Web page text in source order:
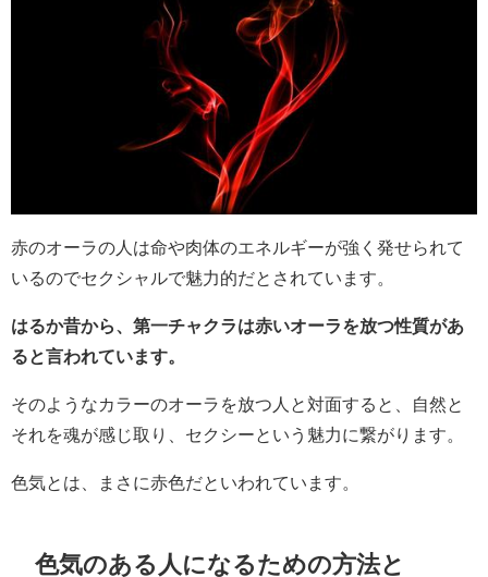
赤のオーラの人は命や肉体のエネルギーが強く発せられて
いるのでセクシャルで魅力的だとされています。
はるか昔から、第一チャクラは赤いオーラを放つ性質があ
ると言われています。
そのようなカラーのオーラを放つ人と対面すると、自然と
それを魂が感じ取り、セクシーという魅力に繋がります。
色気とは、まさに赤色だといわれています。
色気のある人になるための方法と